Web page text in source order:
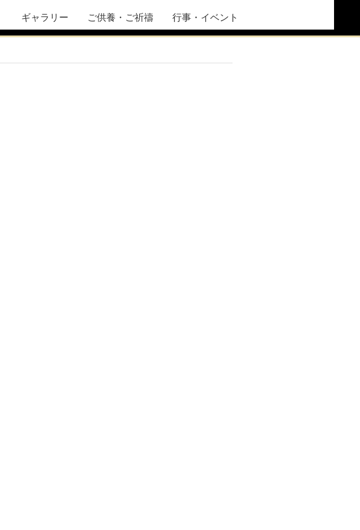
ギャラリー ご供養・ご祈禱 行事・イベント